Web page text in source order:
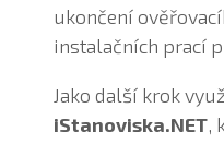
ukončení
instalačních prací
Jako další krok
iStanoviska.NET,